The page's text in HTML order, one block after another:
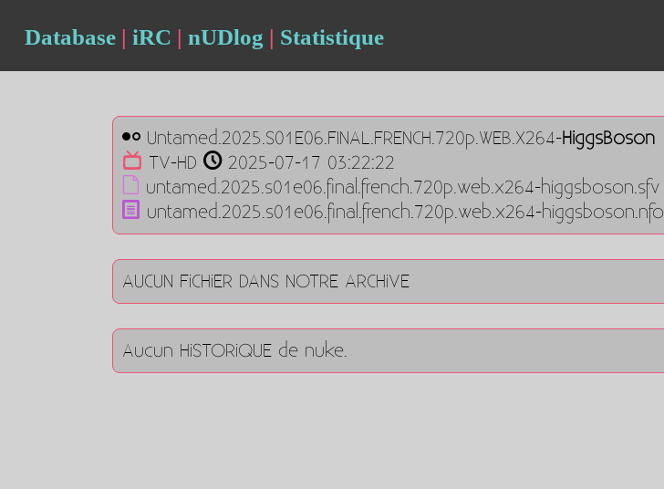
Database | iRC | nUDlog | Statistique
Untamed.2025.S01E06.FINAL.FRENCH.720p.WEB.X264-HiggsBoson
TV-HD
2025-07-17 03:22:22
untamed.2025.s01e06.final.french.720p.web.x264-higgsboson.sfv
untamed.2025.s01e06.final.french.720p.web.x264-higgsboson.nfo
AUCUN FiCHiER DANS NOTRE ARCHiVE
Aucun HiSTORiQUE de nuke.